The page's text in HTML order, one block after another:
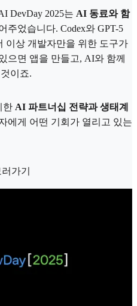
DevDay 2025는 AI 동료와 함
주었습니다. Codex와 GPT-5
이상 개발자만을 위한 도구가
으면 앱을 만들고, AI와 함께
이죠.
한 AI 파트너십 전략과 생태계
에게 어떤 기회가 열리고 있는
가기